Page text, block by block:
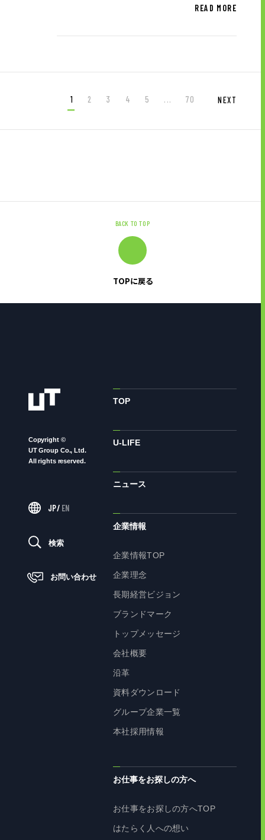
READ MORE
1 2 3 4 5 ... NEXT
70
BACK TO TOP
TOPに戻る
Copyright ©
UT Group Co., Ltd.
All rights reserved.
JP/ EN
検索
お問い合わせ
TOP
U-LIFE
ニュース
企業情報
企業情報TOP
企業理念
長期経営ビジョン
ブランドマーク
トップメッセージ
会社概要
沿革
資料ダウンロード
グループ企業一覧
本社採用情報
お仕事をお探しの方へ
お仕事をお探しの方へTOP
はたらく人への想い